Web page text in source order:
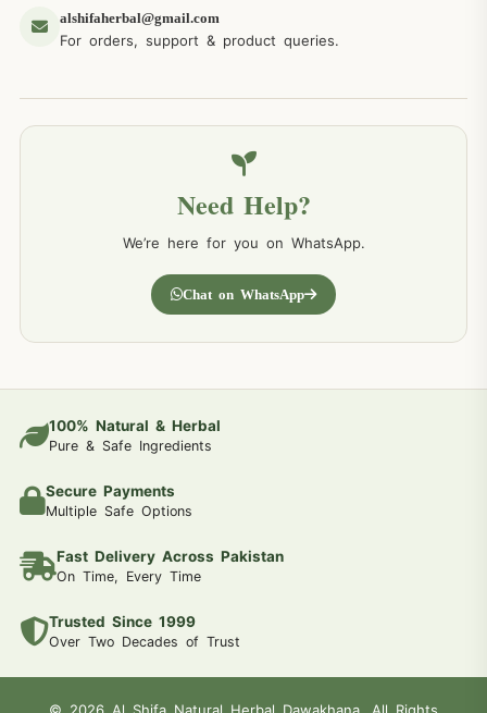
alshifaherbal@gmail.com
For orders, support & product queries.
Need Help?
We’re here for you on WhatsApp.
Chat on WhatsApp
100% Natural & Herbal
Pure & Safe Ingredients
Secure Payments
Multiple Safe Options
Fast Delivery Across Pakistan
On Time, Every Time
Trusted Since 1999
Over Two Decades of Trust